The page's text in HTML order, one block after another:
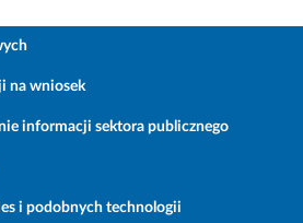
na wniosek
informacji sektora publicznego
i podobnych technologii